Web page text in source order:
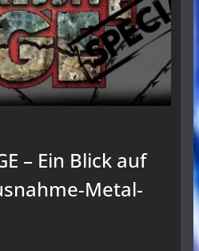
– Ein Blick auf
Metal-